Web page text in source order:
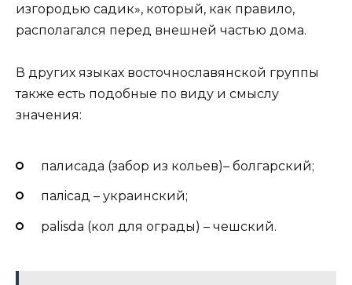
изгородью садик», который, как правило,
располагался перед внешней частью дома.
В других языках восточнославянской группы
также есть подобные по виду и смыслу
значения:
палисада (забор из кольев)– болгарский;
палiсад – украинский;
palisda (кол для ограды) – чешский.